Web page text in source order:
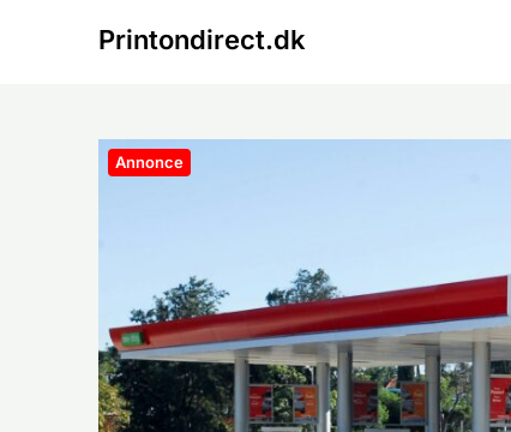
Printondirect.dk
Annonce